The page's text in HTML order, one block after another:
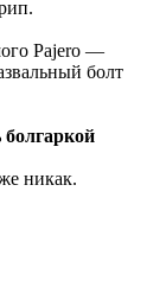
Pajero —
болт
болгаркой
никак.